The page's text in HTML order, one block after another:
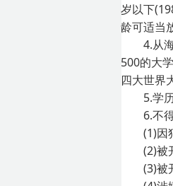
岁以下
龄可适当
4.从
500的大
四大世界
5.学
6.不
(1)因
(2)被
(3)被